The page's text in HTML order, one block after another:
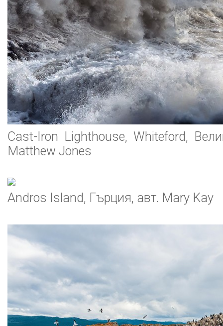
Cast-Iron Lighthouse, Whiteford,
Matthew Jones
Andros Island, Гърция, авт. Mary Kay